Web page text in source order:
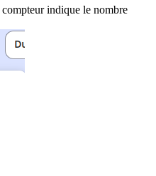
indique le nombre